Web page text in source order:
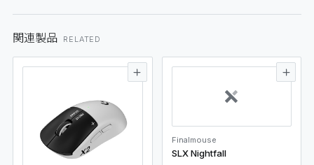
関連製品 RELATED
Finalmouse
SLX Nightfall